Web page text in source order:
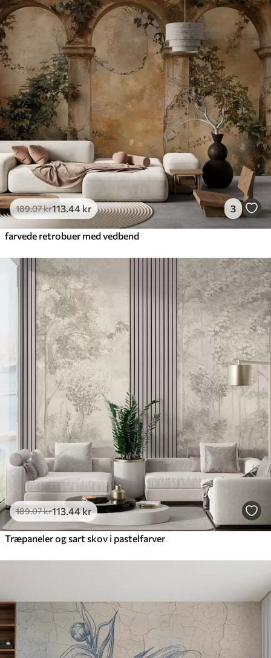
189.07kr113.44 kr 3
farvede retrobuer med vedbend
189.07kr113.44kr
Træpaneler og sart skov i pastelfarver